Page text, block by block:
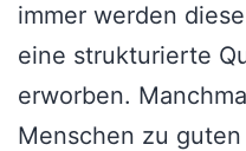
immer werden
eine strukturierte
erworben.
Menschen zu